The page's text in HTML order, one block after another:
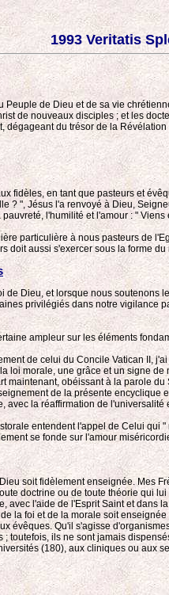
1993 Veritatis
de Dieu et de sa vie
de nouveaux disciples ; et les
dégageant du trésor de la
fidèles, en tant que pasteurs et
? ", Jésus l'a renvoyé à Dieu,
l'humilité et l'amour : "
particulière à nous pasteurs de
doit aussi s'exercer sous la forme du
Dieu, et lorsque nous
privilégiés dans notre vigilance
ampleur sur les éléments
de celui du Concile Vatican II,
loi morale, une grâce et un signe
obéissant à la parole
de la présente
la réaffirmation de
entendent l'appel de Celui qui
se fonde sur l'amour
soit fidèlement enseignée. Mes
doctrine ou de toute théorie qui
l'aide de l'Esprit Saint et
la foi et de la morale soit enseignée
évêques. Qu'il s'agisse
ils ne sont jamais
(180), aux cliniques ou aux